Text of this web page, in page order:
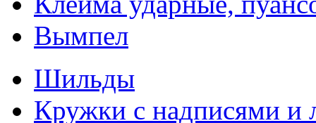
Вымпел
Шильды
Кружки с надписями и